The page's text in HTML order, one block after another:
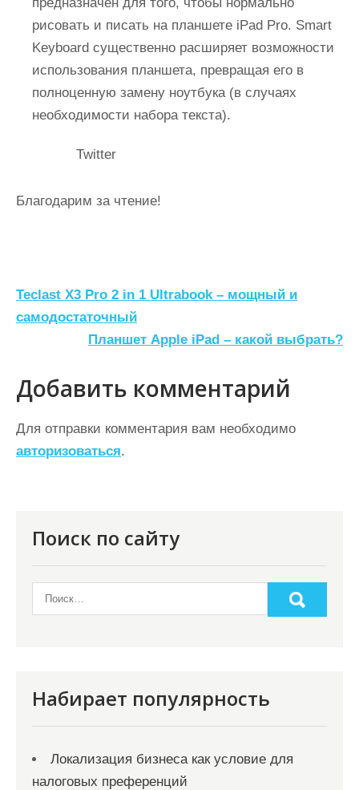
рисовать и писать на планшете iPad Pro. Smart
Keyboard существенно расширяет возможности
использования планшета, превращая его в
полноценную замену ноутбука (в случаях
необходимости набора текста).
Twitter
Благодарим за чтение!
Н
а
и
г
а
ц
Teclast X3 Pro 2 in 1 Ultrabook – мощный и
самодостаточный
Планшет Apple iPad – какой выбрать?
Добавить комментарий
Для отправки комментария вам необходимо
авторизоваться.
Поиск по сайту
Набирает популярность
Локализация бизнеса как условие для
налоговых преференций